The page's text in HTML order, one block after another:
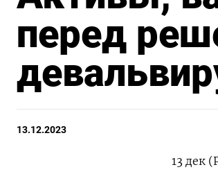
перед
13.12.2023
13 дек